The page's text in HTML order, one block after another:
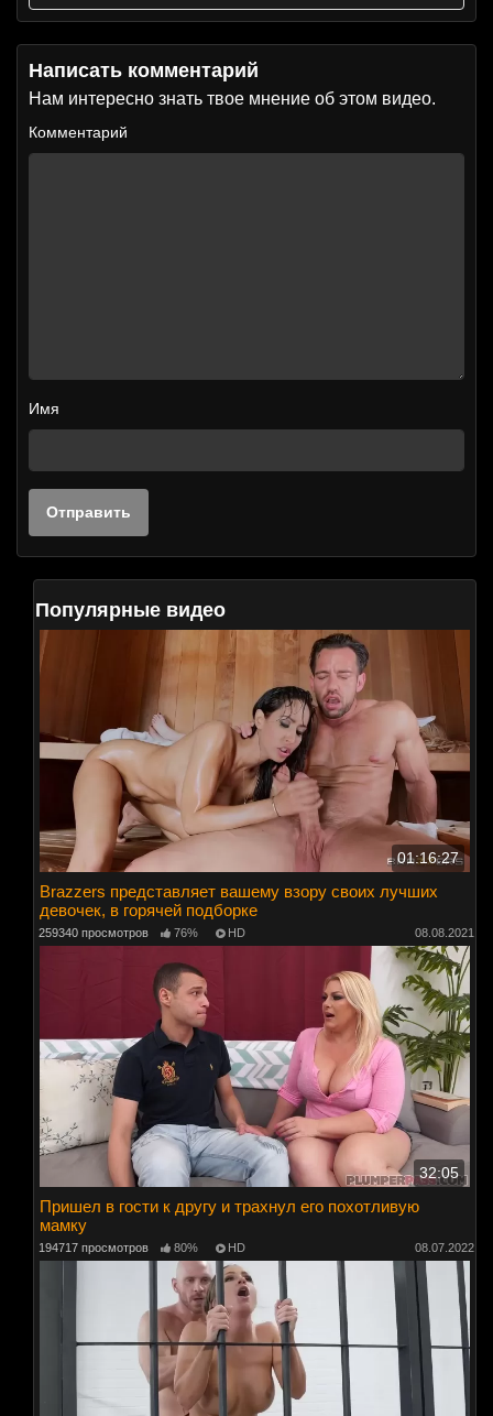
Написать комментарий
Нам интересно знать твое мнение об этом видео.
Комментарий
Имя
Популярные видео
01:16:27
Brazzers представляет вашему взору своих лучших
девочек, в горячей подборке
259340 просмотров 76% HD 08.08.2021
32:05
Пришел в гости к другу и трахнул его похотливую
мамку
194717 просмотров 80% HD 08.07.2022